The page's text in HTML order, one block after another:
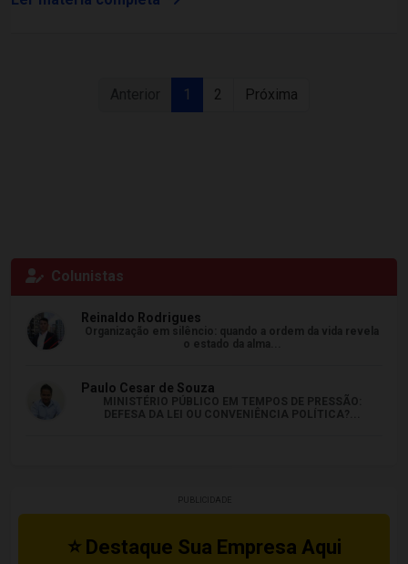
1 2 Próxima
Colunistas
Reinaldo Rodrigues
Organização em silêncio: quando a ordem da vida revela
o estado da alma...
Paulo Cesar de Souza
MINISTÉRIO PÚBLICO EM TEMPOS DE PRESSÃO:
DEFESA DA LEI OU CONVENIÊNCIA POLÍTICA?...
PUBLICIDADE
⭐ Destaque Sua Empresa Aqui